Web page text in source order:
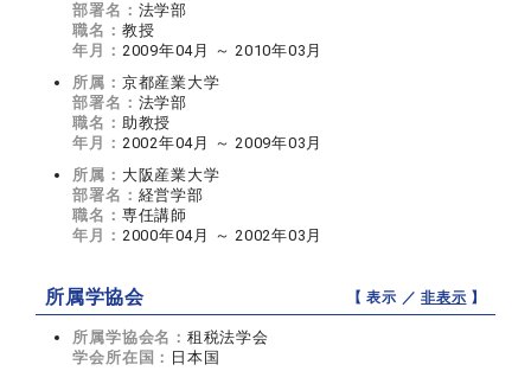
部署名： 法学部
職名： 教授
年月： 2009年04月 ～ 2010年03月
所属： 京都産業大学
部署名： 法学部
職名： 助教授
年月： 2002年04月 ～ 2009年03月
所属： 大阪産業大学
部署名： 経営学部
職名： 専任講師
年月： 2000年04月 ～ 2002年03月
所属学協会 【 表示 ／非表示 】
所属学協会名： 租税法学会
学会所在国： 日本国